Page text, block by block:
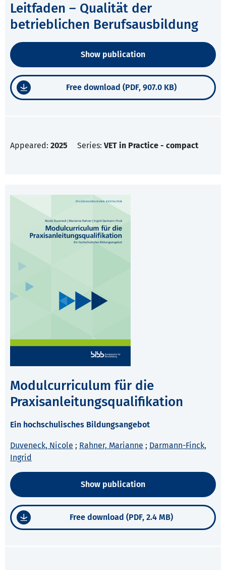
Leitfaden – Qualität der
betrieblichen Berufsausbildung
Show publication
Free download (PDF, 907.0 KB)
Appeared: 2025 Series: VET in Practice - compact
Modulcurriculum für die
Praxisanleitungsqualifikation
Ein hochschulisches Bildungsangebot
Duveneck, Nicole ; Rahner, Marianne ; Darmann-Finck,
Ingrid
Show publication
Free download (PDF, 2.4 MB)